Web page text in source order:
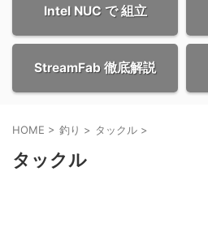
Intel NUC で 組立
StreamFab 徹底解説
HOME > 釣り > タックル >
タックル